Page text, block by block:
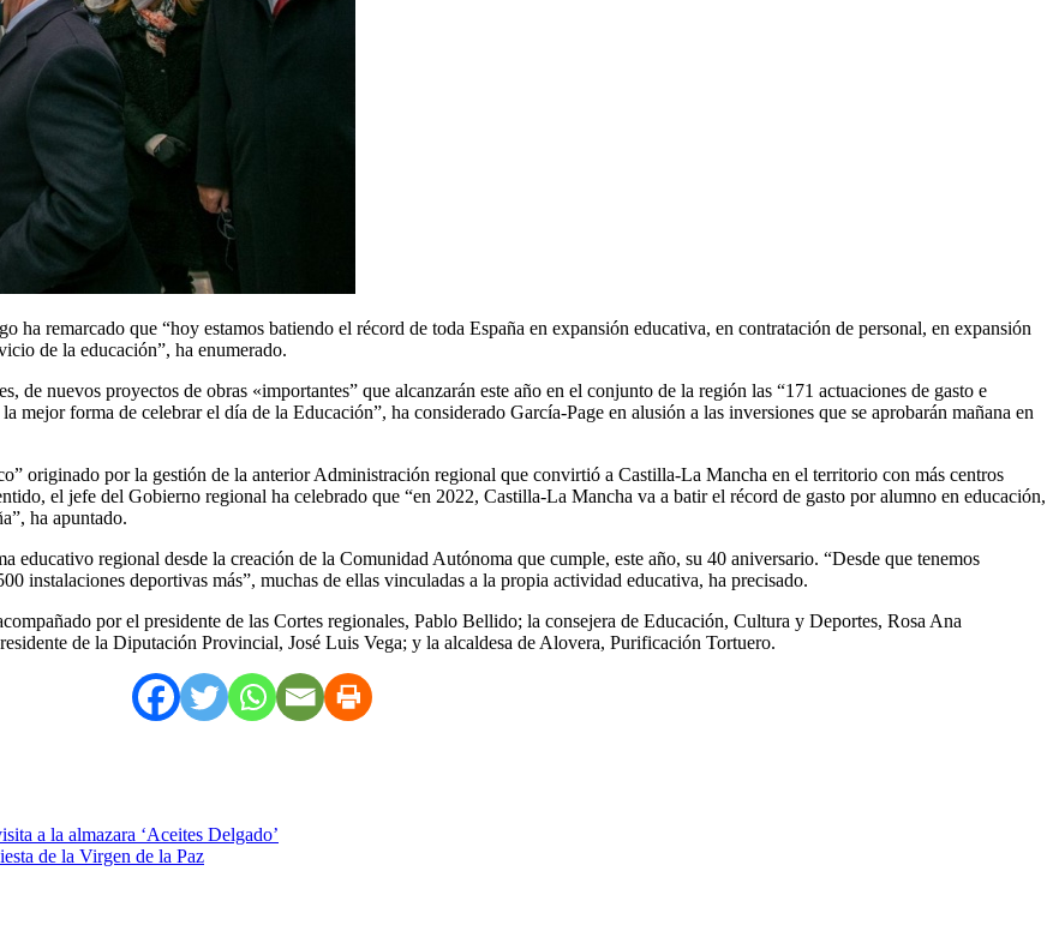
remarcado que “hoy estamos batiendo el récord de toda España en expansión educativa, en contratación de personal, en expansión
de la educación”, ha enumerado.
de nuevos proyectos de obras «importantes” que alcanzarán este año en el conjunto de la región las “171 actuaciones de gasto e
mejor forma de celebrar el día de la Educación”, ha considerado García-Page en alusión a las inversiones que se aprobarán mañana en
originado por la gestión de la anterior Administración regional que convirtió a Castilla-La Mancha en el territorio con más centros
el jefe del Gobierno regional ha celebrado que “en 2022, Castilla-La Mancha va a batir el récord de gasto por alumno en educación,
ha apuntado.
regional desde la creación de la Comunidad Autónoma que cumple, este año, su 40 aniversario. “Desde que tenemos
instalaciones deportivas más”, muchas de ellas vinculadas a la propia actividad educativa, ha precisado.
por el presidente de las Cortes regionales, Pablo Bellido; la consejera de Educación, Cultura y Deportes, Rosa Ana
de la Diputación Provincial, José Luis Vega; y la alcaldesa de Alovera, Purificación Tortuero.
a la almazara ‘Aceites Delgado’
de la Virgen de la Paz